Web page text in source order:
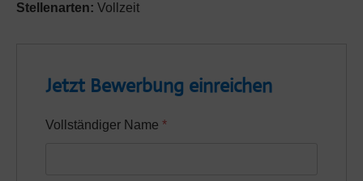
Stellenarten: Vollzeit
Jetzt Bewerbung einreichen
Vollständiger Name *